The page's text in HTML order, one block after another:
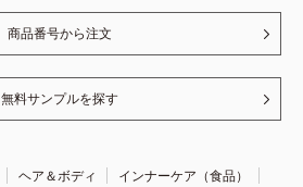
商品番号から注文
無料サンプルを探す
ヘア＆ボディ
インナーケア（食品）